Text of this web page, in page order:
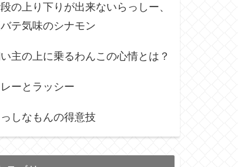
の上り下りが出来ないらっしー、
テ気味のシナモン
主の上に乗るわんこの心情とは？
ーとラッシー
っしなもんの得意技